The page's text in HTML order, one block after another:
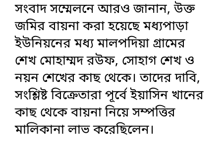
‎সংবাদ সম্মেলনে আরও জানান, উক্ত
জমির বায়না করা হয়েছে মধ্যপাড়া
ইউনিয়নের মধ্য মালপদিয়া গ্রামের
শেখ মোহাম্মদ রউফ, সোহাগ শেখ ও
নয়ন শেখের কাছ থেকে। তাদের দাবি,
সংশ্লিষ্ট বিক্রেতারা পূর্বে ইয়াসিন খানের
কাছ থেকে বায়না নিয়ে সম্পত্তির
মালিকানা লাভ করেছিলেন।